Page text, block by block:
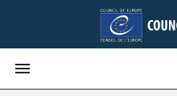
